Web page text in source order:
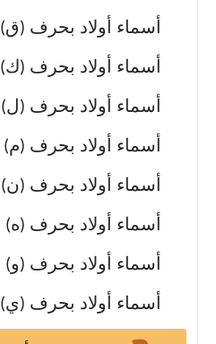
أسماء أولاد بحرف (ق)
أسماء أولاد بحرف (ك)
أسماء أولاد بحرف (ل)
أسماء أولاد بحرف (م)
أسماء أولاد بحرف (ن)
أسماء أولاد بحرف (ه)
أسماء أولاد بحرف (و)
أسماء أولاد بحرف (ي)